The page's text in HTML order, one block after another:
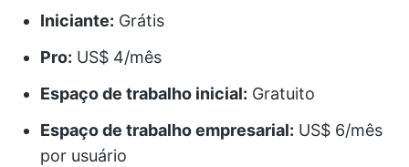
Iniciante: Grátis
Pro: US$ 4/mês
Espaço de trabalho inicial: Gratuito
Espaço de trabalho empresarial: US$ 6/mês
por usuário